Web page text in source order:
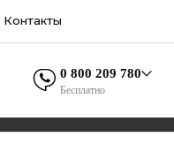
Контакты
0 800 209 780
Бесплатно